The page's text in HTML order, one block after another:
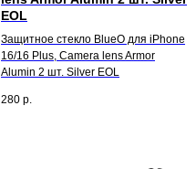
EOL
Защитное стекло BlueO для iPhone
16/16 Plus, Camera lens Armor
Alumin 2 шт. Silver EOL
280 р.